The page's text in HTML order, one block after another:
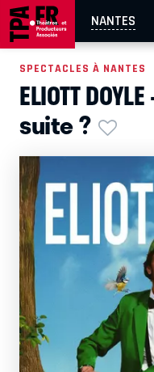
NANTES
AIX-MARSEILLE
EN TOURNÉE
SPECTACLES À NANTES
ELIOTT
suite ?